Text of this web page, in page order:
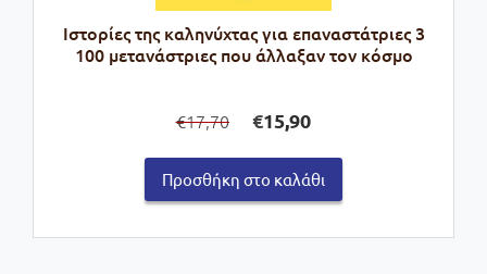
Ιστορίες της καληνύχτας για επαναστάτριες 3
100 μετανάστριες που άλλαξαν τον κόσμο
€17,70
price
was:
€17,70.
€15,90τρέχουσα
τιμή
είναι:
€15,90.
Προσθήκη στο καλάθι